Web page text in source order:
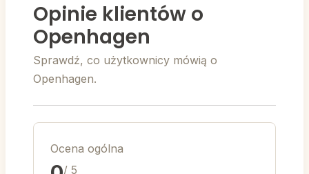
Opinie klientów o
Openhagen
Sprawdź, co użytkownicy mówią o
Openhagen.
Ocena ogólna
/ 5